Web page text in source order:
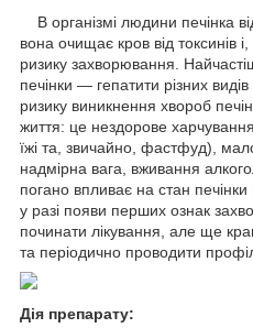
В організмі людини печінка
вона очищає кров від токсинів
ризику захворювання.
печінки — гепатити різних
ризику виникнення хвороб
життя: це нездорове
їжі та, звичайно, фастфуд),
надмірна вага, вживання
погано впливає на стан
у разі появи перших ознак
починати лікування, але ще
та періодично проводити
Дія препарату: